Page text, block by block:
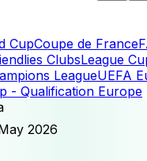
CupCoupe de France
ClubsLeague
LeagueUEFA
- Qualification Europe
2026